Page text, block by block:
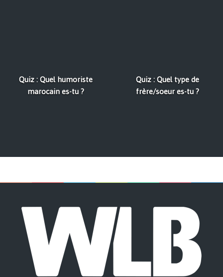
Quiz : Quel humoriste
marocain es-tu ?
Quiz : Quel type de
frère/soeur es-tu ?